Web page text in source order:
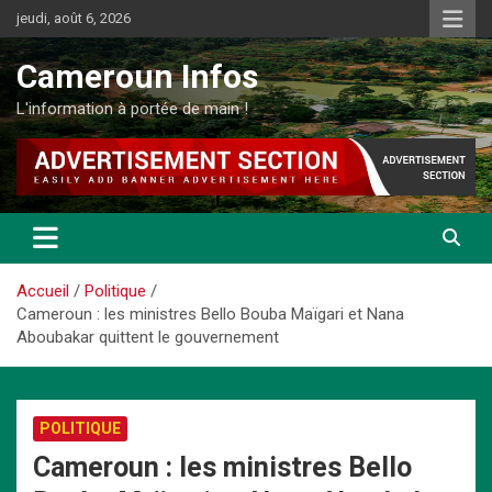
Aller
au
contenu
jeudi, août 6, 2026
Cameroun Infos
L'information à portée de main !
Accueil
Politique
Cameroun : les ministres Bello Bouba Maïgari et Nana
Aboubakar quittent le gouvernement
POLITIQUE
Cameroun : les ministres Bello